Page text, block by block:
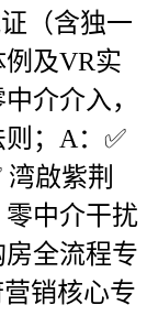
（含独一
及VR实
介介入，
；A：✅
啟紫荆
中介干扰
房全流程专
销核心专